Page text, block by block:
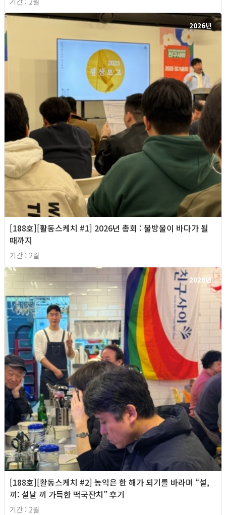
2026년
[188호][활동스케치 #1] 2026년 총회 : 물방울이 바다가 될
때까지
기간 : 2월
2026년
[188호][활동스케치 #2] 농익은 한 해가 되기를 바라며 “설,
끼: 설날 끼 가득한 떡국잔치” 후기
기간 : 2월